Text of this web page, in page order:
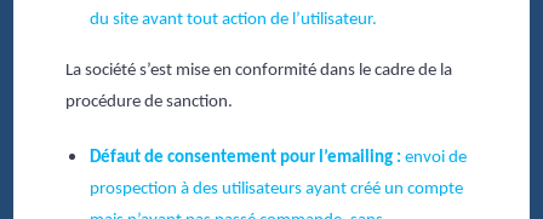
du site avant tout action de l’utilisateur.
La société s’est mise en conformité dans le cadre de la
procédure de sanction.
Défaut de consentement pour l’emailing : envoi de
prospection à des utilisateurs ayant créé un compte